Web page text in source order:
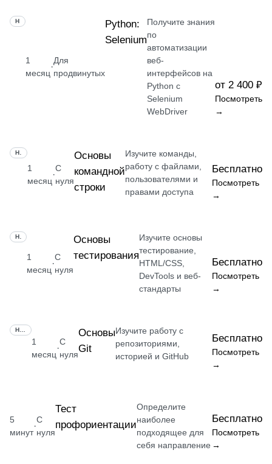
НАВЫК
1
месяц
·
Для
продвинутых
Python:
Selenium
Получите знания
по
автоматизации
веб-
интерфейсов на
Python с
Selenium
WebDriver
от 2 400 ₽
Посмотреть
→
1
месяц
·
С
нуля
Основы
командной
строки
Изучите команды,
работу с файлами,
пользователями и
правами доступа
Бесплатно
Посмотреть
→
НАВЫК
1
месяц
·
С
нуля
Основы
тестирования
Изучите основы
тестирование,
HTML/CSS,
DevTools и веб-
стандарты
Бесплатно
Посмотреть
→
1
месяц
·
С
нуля
Основы
Git
Изучите работу с
репозиториями,
историей и GitHub
Бесплатно
Посмотреть
→
5
минут
·
С
нуля
Тест
профориентации
Определите
наиболее
подходящее для
себя направление
Бесплатно
Посмотреть
→